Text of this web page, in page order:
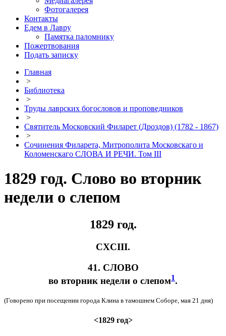
Фотогалерея
Контакты
Едем в Лавру
Памятка паломнику
Пожертвования
Подать записку
Главная
>
Библиотека
>
Труды лаврских богословов и проповедников
>
Святитель Московский Филарет (Дроздов) (1782 - 1867)
>
Сочинения Филарета, Митрополита Московскаго и
Коломенскаго СЛОВА И РЕЧИ. Том III
1829 год. Слово во вторник
недели о слепом
1829 год.
CXCIII.
41. СЛОВО
во вторник недели о слепом1.
(Говорено при посещении города Клина в тамошнем Соборе, мая 21 дня)
<1829 год>